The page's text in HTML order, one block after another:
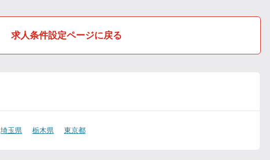
求人条件設定ページに戻る
埼玉県 栃木県 東京都